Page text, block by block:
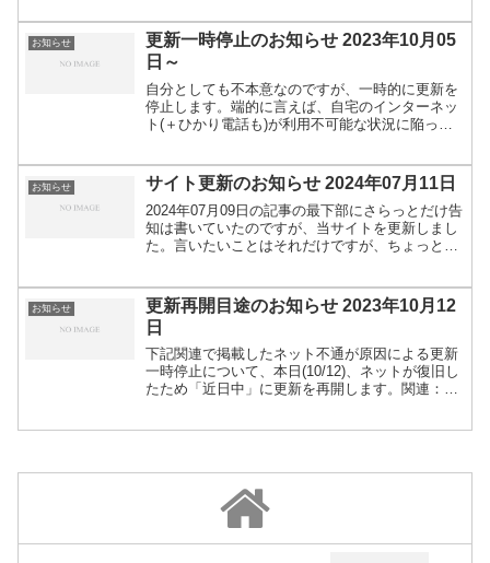
お知らせ
更新一時停止のお知らせ 2023年10月05
日～
自分としても不本意なのですが、一時的に更新を
停止します。端的に言えば、自宅のインターネッ
ト(＋ひかり電話も)が利用不可能な状況に陥って
いるネットケーブル...
お知らせ サイト更新のお知らせ 2024年07月11日
2024年07月09日の記事の最下部にさらっとだけ告
知は書いていたのですが、当サイトを更新しまし
た。言いたいことはそれだけですが、ちょっとし
ンをアップ...
お知らせ
更新再開目途のお知らせ 2023年10月12
日
下記関連で掲載したネット不通が原因による更新
一時停止について、本日(10/12)、ネットが復旧し
たため「近日中」に更新を再開します。関連：更